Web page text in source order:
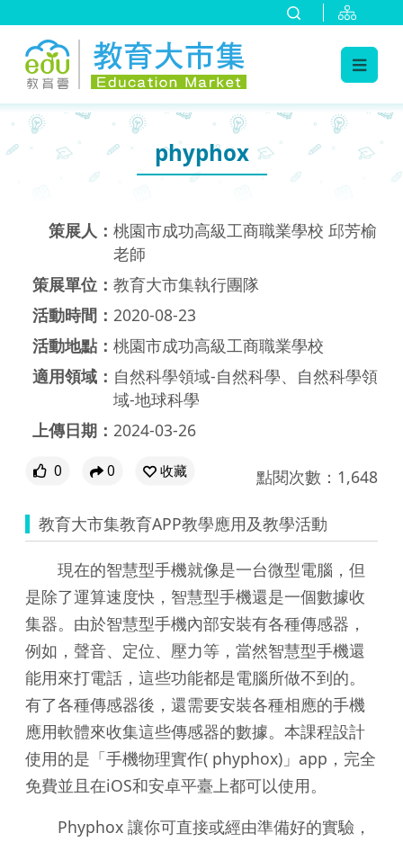
::: phyphox
策展人： 桃園市成功高級工商職業學校 邱芳榆
老師
策展單位： 教育大市集執行團隊
活動時間： 2020-08-23
活動地點： 桃園市成功高級工商職業學校
適用領域： 自然科學領域-自然科學、自然科學領
域-地球科學
上傳日期： 2024-03-26
0 0 收藏 點閱次數：1,648
教育大市集教育APP教學應用及教學活動
現在的智慧型手機就像是一台微型電腦，但
是除了運算速度快，智慧型手機還是一個數據收
集器。由於智慧型手機內部安裝有各種傳感器，
例如，聲音、定位、壓力等，當然智慧型手機還
能用來打電話，這些功能都是電腦所做不到的。
有了各種傳感器後，還需要安裝各種相應的手機
應用軟體來收集這些傳感器的數據。本課程設計
使用的是「手機物理實作( phyphox)」app，完全
免費並且在iOS和安卓平臺上都可以使用。
Phyphox 讓你可直接或經由準備好的實驗，